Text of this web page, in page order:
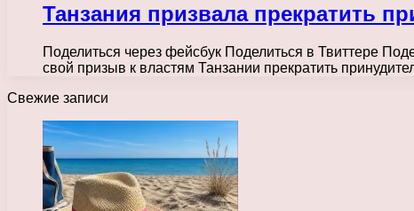
Танзания призвала прекратить
Поделиться через фейсбук Поделиться в Твиттере
свой призыв к властям Танзании прекратить
Свежие записи